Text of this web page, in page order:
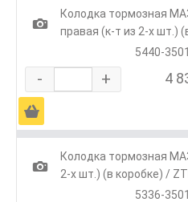
1
Колодка тормозная
правая (к-т из 2-х шт.)
5440-
- + 4
Ä
1
Колодка тормозная
2-х шт.) (в коробке) /
5336-